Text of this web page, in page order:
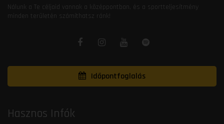
Hitelesség, szakmaiság, együttműködés.
minden területén számíthatsz ránk!